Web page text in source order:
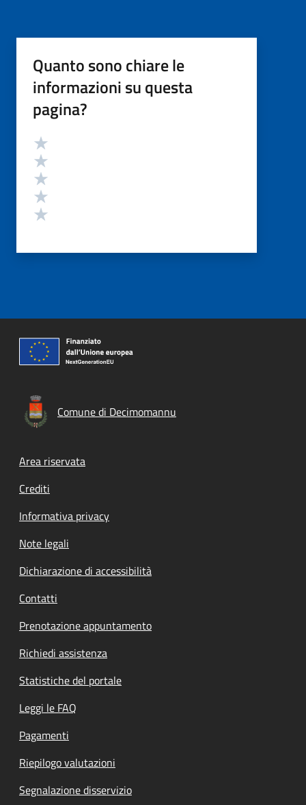
Quanto sono chiare le
informazioni su questa
pagina?
Valutazione
Comune di Decimomannu
Footer menu
Area riservata
Crediti
Informativa privacy
Note legali
Dichiarazione di accessibilità
Contatti
Prenotazione appuntamento
Richiedi assistenza
Statistiche del portale
Leggi le FAQ
Pagamenti
Riepilogo valutazioni
Segnalazione disservizio